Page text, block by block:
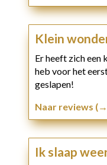
Klein
Er heeft zich
heb voor het
geslapen!
Naar reviews
Ik slaap